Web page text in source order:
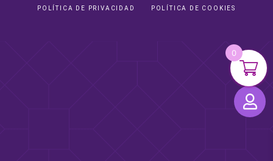
POLÍTICA DE PRIVACIDAD POLÍTICA DE COOKIES
0